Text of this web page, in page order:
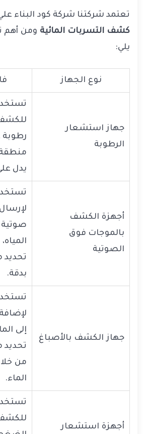
تعتمد شركتنا شركة كود البناء
كشف التسربات المائية ومن أهم
يلي:
نوع الجهاز
جهاز استشعار
الرطوبة
رطوبة
منطقة
يدل
أجهزة الكشف
بالموجات فوق
الصوتية
صوتية
تحديد
بدقة.
جهاز الكشف بالأصباغ
إلى
تحديد
من
الماء.
أجهزة استشعار